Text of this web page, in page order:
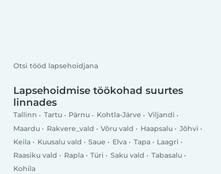
Otsi tööd lapsehoidjana
Lapsehoidmise töökohad suurtes
linnades
Tallinn Tartu Pärnu Kohtla-Järve
Viljandi
Maardu
Rakvere_vald Võru vald Haapsalu
Jõhvi
Keila
Kuusalu vald Saue Elva Tapa
Laagri
Raasiku vald
Rapla Türi Saku vald
Tabasalu
Kohila